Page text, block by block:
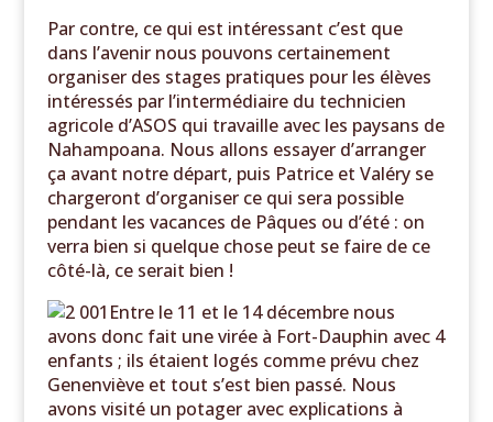
Par contre, ce qui est intéressant c’est que
dans l’avenir nous pouvons certainement
organiser des stages pratiques pour les élèves
intéressés par l’intermédiaire du technicien
agricole d’ASOS qui travaille avec les paysans de
Nahampoana. Nous allons essayer d’arranger
ça avant notre départ, puis Patrice et Valéry se
chargeront d’organiser ce qui sera possible
pendant les vacances de Pâques ou d’été : on
verra bien si quelque chose peut se faire de ce
côté-là, ce serait bien !
Entre le 11 et le 14 décembre nous
avons donc fait une virée à Fort-Dauphin avec 4
enfants ; ils étaient logés comme prévu chez
Genenviève et tout s’est bien passé. Nous
avons visité un potager avec explications à